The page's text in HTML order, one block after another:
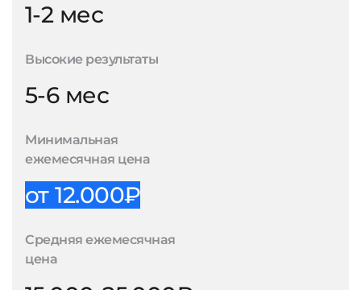
1-2 мес
Высокие результаты
5-6 мес
Минимальная
ежемесячная цена
от 12.000₽
Средняя ежемесячная
цена